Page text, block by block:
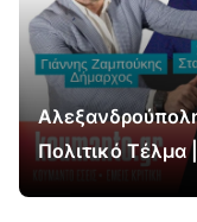
Πολιτικό